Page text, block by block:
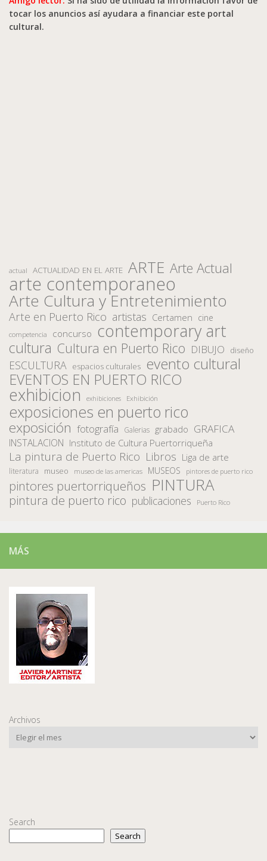
tocar los anuncios así ayudara a financiar este portal
cultural.
actual ACTUALIDAD EN EL ARTE ARTE Arte Actual
arte contemporaneo
Arte Cultura y Entretenimiento
Arte en Puerto Rico artistas Certamen cine
competencia concurso contemporary art
cultura Cultura en Puerto Rico DIBUJO diseño
ESCULTURA espacios culturales evento cultural
EVENTOS EN PUERTO RICO
exhibicion exhibiciones Exhibición
exposiciones en puerto rico
exposición fotografía Galerias grabado GRAFICA
INSTALACION Instituto de Cultura Puertorriqueña
La pintura de Puerto Rico Libros Liga de arte
literatura museo museo de las americas MUSEOS pintores de puerto rico
pintores puertorriqueños PINTURA
pintura de puerto rico publicaciones Puerto Rico
MÁS
Archivos
Search
Search